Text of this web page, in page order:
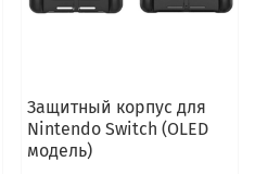
Защитный корпус для
Nintendo Switch (OLED
модель)